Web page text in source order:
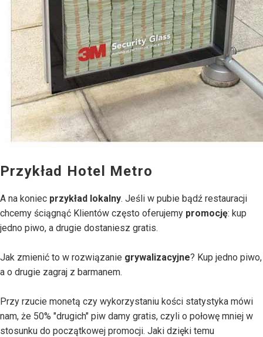
Przykład Hotel Metro
A na koniec przykład lokalny. Jeśli w pubie bądź restauracji
chcemy ściągnąć Klientów często oferujemy promocję: kup
jedno piwo, a drugie dostaniesz gratis.
Jak zmienić to w rozwiązanie grywalizacyjne? Kup jedno piwo,
a o drugie zagraj z barmanem.
Przy rzucie monetą czy wykorzystaniu kości statystyka mówi
nam, że 50% "drugich" piw damy gratis, czyli o połowę mniej w
stosunku do początkowej promocji. Jaki dzięki temu